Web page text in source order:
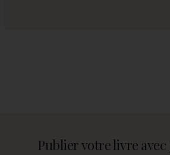
Publier votre livre avec